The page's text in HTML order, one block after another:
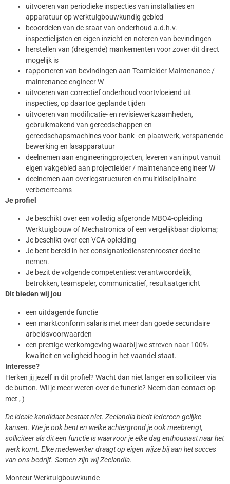
uitvoeren van periodieke inspecties van installaties en
apparatuur op werktuigbouwkundig gebied
beoordelen van de staat van onderhoud a.d.h.v.
inspectielijsten en eigen inzicht en noteren van bevindingen
herstellen van (dreigende) mankementen voor zover dit direct
mogelijk is
rapporteren van bevindingen aan Teamleider Maintenance /
maintenance engineer W
uitvoeren van correctief onderhoud voortvloeiend uit
inspecties, op daartoe geplande tijden
uitvoeren van modificatie- en revisiewerkzaamheden,
gebruikmakend van gereedschappen en
gereedschapsmachines voor bank- en plaatwerk, verspanende
bewerking en lasapparatuur
deelnemen aan engineeringprojecten, leveren van input vanuit
eigen vakgebied aan projectleider / maintenance engineer W
deelnemen aan overlegstructuren en multidisciplinaire
verbeterteams
Je profiel
Je beschikt over een volledig afgeronde MBO4-opleiding
Werktuigbouw of Mechatronica of een vergelijkbaar diploma;
Je beschikt over een VCA-opleiding
Je bent bereid in het consignatiedienstenrooster deel te
nemen.
Je bezit de volgende competenties: verantwoordelijk,
betrokken, teamspeler, communicatief, resultaatgericht
Dit bieden wij jou
een uitdagende functie
een marktconform salaris met meer dan goede secundaire
arbeidsvoorwaarden
een prettige werkomgeving waarbij we streven naar 100%
kwaliteit en veiligheid hoog in het vaandel staat.
Interesse?
Herken jij jezelf in dit profiel? Wacht dan niet langer en solliciteer via
de button. Wil je meer weten over de functie? Neem dan contact op
met , )
De ideale kandidaat bestaat niet. Zeelandia biedt iedereen gelijke
kansen. Wie je ook bent en welke achtergrond je ook meebrengt,
solliciteer als dit een functie is waarvoor je elke dag enthousiast naar het
werk komt. Elke medewerker draagt op eigen wijze bij aan het succes
van ons bedrijf. Samen zijn wij Zeelandia.
Monteur Werktuigbouwkunde